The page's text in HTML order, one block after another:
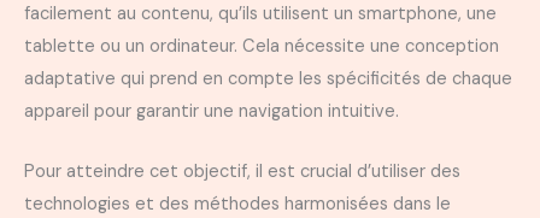
facilement au contenu, qu’ils utilisent un smartphone, une
tablette ou un ordinateur. Cela nécessite une conception
adaptative qui prend en compte les spécificités de chaque
appareil pour garantir une navigation intuitive.
Pour atteindre cet objectif, il est crucial d’utiliser des
technologies et des méthodes harmonisées dans le